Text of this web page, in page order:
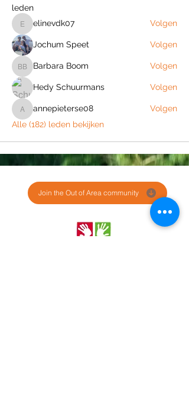
leden
elinevdk07
elinevdk07 Volgen
Jochum Speet Volgen
Barbara Boom
Barbara Boom Volgen
Hedy Schuurmans Volgen
annepieterse08
annepieterse08
Volgen
Alle (182) leden bekijken
Join the Out of Area community